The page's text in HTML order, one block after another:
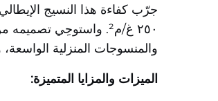
٢٥٠ غ/م². واستوحِي
والمنسوجات المنزلية
الميزات والمزايا المتميزة: